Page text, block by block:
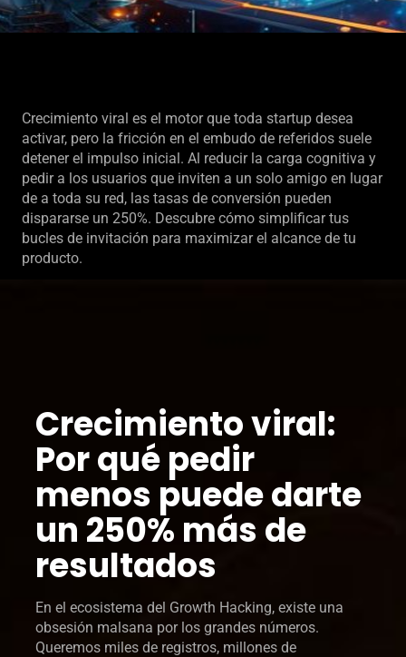
Crecimiento viral es el motor que toda startup desea
activar, pero la fricción en el embudo de referidos suele
detener el impulso inicial. Al reducir la carga cognitiva y
pedir a los usuarios que inviten a un solo amigo en lugar
de a toda su red, las tasas de conversión pueden
dispararse un 250%. Descubre cómo simplificar tus
bucles de invitación para maximizar el alcance de tu
producto.
Crecimiento viral:
Por qué pedir
menos puede darte
un 250% más de
resultados
En el ecosistema del Growth Hacking, existe una
obsesión malsana por los grandes números.
Queremos miles de registros, millones de